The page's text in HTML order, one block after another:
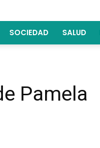
SOCIEDAD SALUD
Pamela